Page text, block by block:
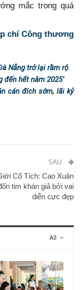
mắc trong quá
chí Công thương
Nẵng trở lại rầm rộ
đến hết năm 2025’
cán đích sớm, lãi kỷ
SAU
Cổ Tích: Cao Xuân
tim khán giả bởi vai
diễn cực đẹp
All